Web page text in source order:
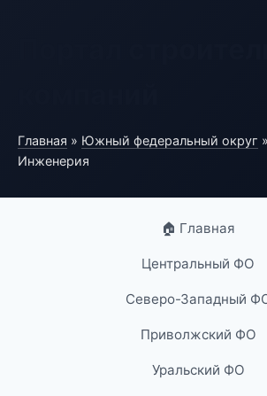
Главная » Южный федеральный округ
Инженерия
🏠 Главная
Центральный ФО
Северо-Западный
Приволжский ФО
Уральский ФО